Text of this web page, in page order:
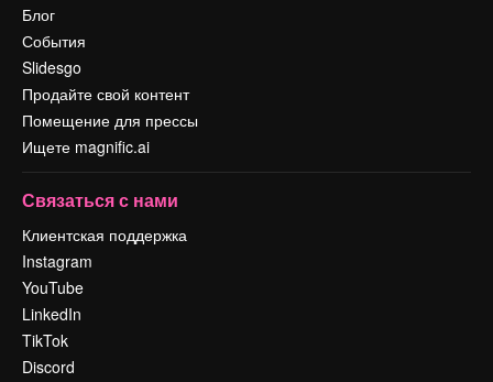
Блог
События
Slidesgo
Продайте свой контент
Помещение для прессы
Ищете magnific.ai
Связаться с нами
Клиентская поддержка
Instagram
YouTube
LinkedIn
TikTok
Discord